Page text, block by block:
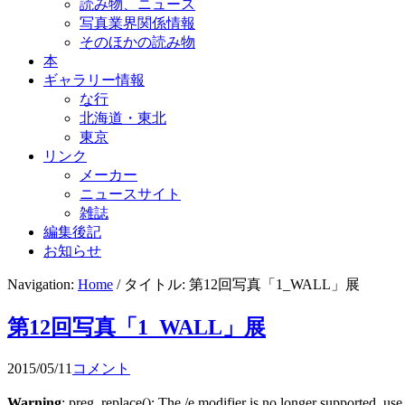
読み物、ニュース
写真業界関係情報
そのほかの読み物
本
ギャラリー情報
な行
北海道・東北
東京
リンク
メーカー
ニュースサイト
雑誌
編集後記
お知らせ
Navigation: Home / タイトル: 第12回写真「1_WALL」展
第12回写真「1_WALL」展
2015/05/11 コメント